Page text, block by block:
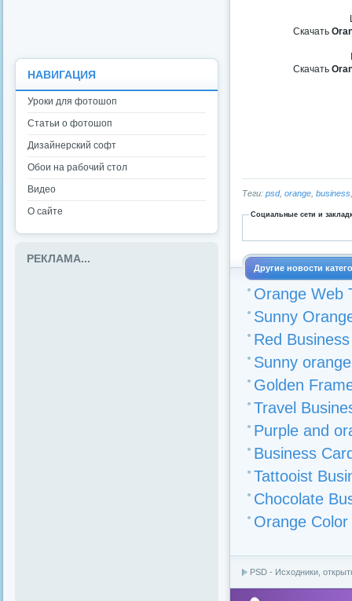
Скачать
Скачать
Теги: psd, orange business
Социальные сети и
Другие новости
Orange Web
Sunny
Red
Sunny
Golden
Travel
Purple and
Business
Tattooist
Chocolate
Orange Color
PSD - Исходники,
НАВИГАЦИЯ
Уроки для фотошоп
Статьи о фотошоп
Дизайнерский софт
Обои на рабочий стол
Видео
О сайте
РЕКЛАМА...